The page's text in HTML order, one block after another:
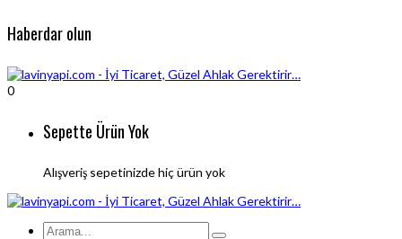
Haberdar olun
0
Sepette Ürün Yok
Alışveriş sepetinizde hiç ürün yok